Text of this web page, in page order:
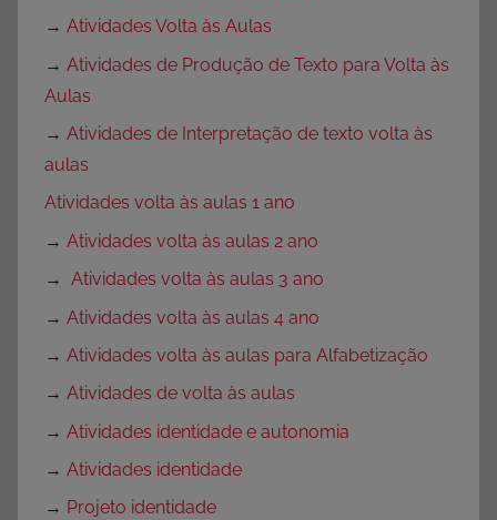
→ Atividades Volta às Aulas
→ Atividades de Produção de Texto para Volta às
Aulas
→ Atividades de Interpretação de texto volta às
aulas
Atividades volta às aulas 1 ano
→ Atividades volta às aulas 2 ano
→ Atividades volta às aulas 3 ano
→ Atividades volta às aulas 4 ano
→ Atividades volta às aulas para Alfabetização
→ Atividades de volta às aulas
→ Atividades identidade e autonomia
→ Atividades identidade
→ Projeto identidade